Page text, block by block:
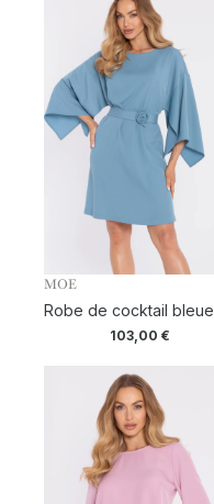
MOE
Robe de cocktail bleue
103,00€